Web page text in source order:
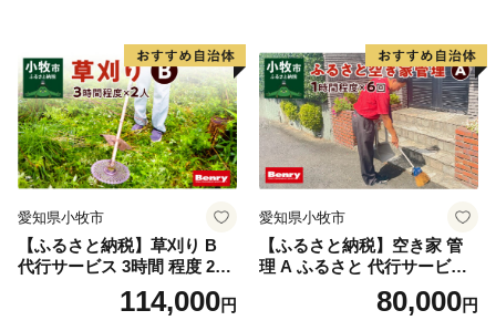
洋型墓石 デザイン墓石 愛知
県 小牧市
き小牧味岡店 愛知県 小牧市
愛知県小牧市
【ふるさと納税】草刈り B
代行サービス 3時間 程度 2人
作業 伐採 低草木 剪定 ゴミ拾
い 清掃 雑草 除去 除草 作業
114,000円
愛知県小牧市
【ふるさと納税】空き家 管
理 A ふるさと 代行サービス
1時間 程度 × 6回 建物 外部
状況 確認 2ヶ月に1回 雨漏り
80,000円